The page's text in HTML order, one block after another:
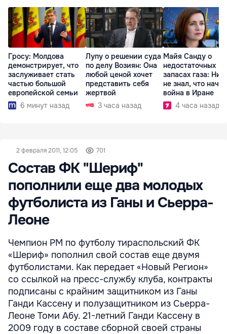
Гросу: Молдова
демонстрирует, что
заслуживает стать
частью большой
европейской семьи
6 минут назад
Лупу о решении суда
по делу Возиян: Она
любой ценой хочет
представить себя
жертвой
3 часа назад
Майя Санду о
недостаточных
запасах газа:
не знал, что
война в Иране
4 часа назад
2 февраля 2011, 12:05 701
Состав ФК "Шериф"
пополнили еще два молодых
футболиста из Ганы и Сьерра-
Леоне
Чемпион РМ по футболу тираспольский ФК
«Шериф» пополнил свой состав еще двумя
футболистами. Как передает «Новый Регион»
со ссылкой на пресс-службу клуба, контракты
подписаны с крайним защитником из Ганы
Ганди Кассену и полузащитником из Сьерра-
Леоне Томи Абу. 21-летний Ганди Кассену в
2009 году в составе сборной своей страны